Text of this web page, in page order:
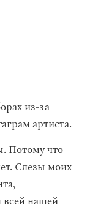
из-за
артиста.
Потому что
Слезы моих
нашей